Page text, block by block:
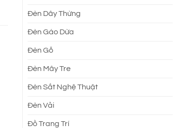
Đèn Dây Thừng
Đèn Gáo Dừa
Đèn Gỗ
Đèn Mây Tre
Đèn Sắt Nghệ Thuật
Đèn Vải
Đồ Trang Trí